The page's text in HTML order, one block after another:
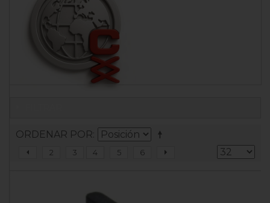
ORDENAR POR
2 3 4 5 6